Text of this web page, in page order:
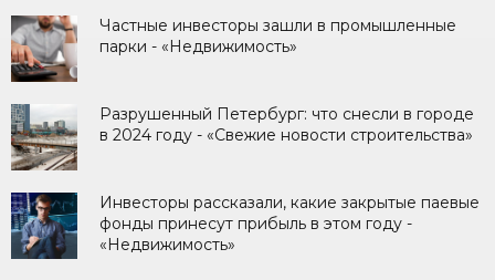
Частные инвесторы зашли в промышленные
парки - «Недвижимость»
Разрушенный Петербург: что снесли в городе
в 2024 году - «Свежие новости строительства»
Инвесторы рассказали, какие закрытые паевые
фонды принесут прибыль в этом году -
«Недвижимость»